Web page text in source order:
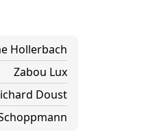
Hollerbach
Zabou Lux
Doust